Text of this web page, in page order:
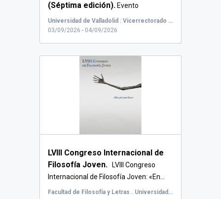
(Séptima edición). Evento
multidisciplinar qu...
Universidad de Valladolid : Vicerrectorado del Campus Duques de Soria, Calle Universidad, Soria, España
03/09/2026 - 04/09/2026
LVIII Congreso Internacional de
Filosofía Joven. LVIII Congreso
Internacional de Filosofía Joven: «En...
Facultad de Filosofía y Letras . Universidad de Valladolid (FyL-UVa), Plaza Campus Universitario, Valladolid, España